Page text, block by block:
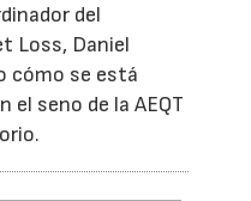
del
Loss, Daniel
cómo se está
el seno de la AEQT